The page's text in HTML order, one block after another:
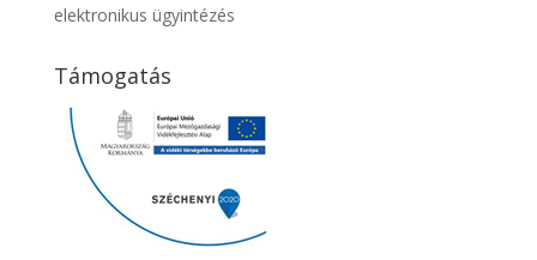
elektronikus ügyintézés
Támogatás